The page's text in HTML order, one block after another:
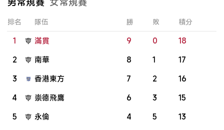
排名 隊伍 勝 敗 積分
1 滿貫 9 0
18
2
南華 8 1
17
3
香港東方 7 2
16
4
崇德飛鷹 6 3
15
5
永倫 4 5
13